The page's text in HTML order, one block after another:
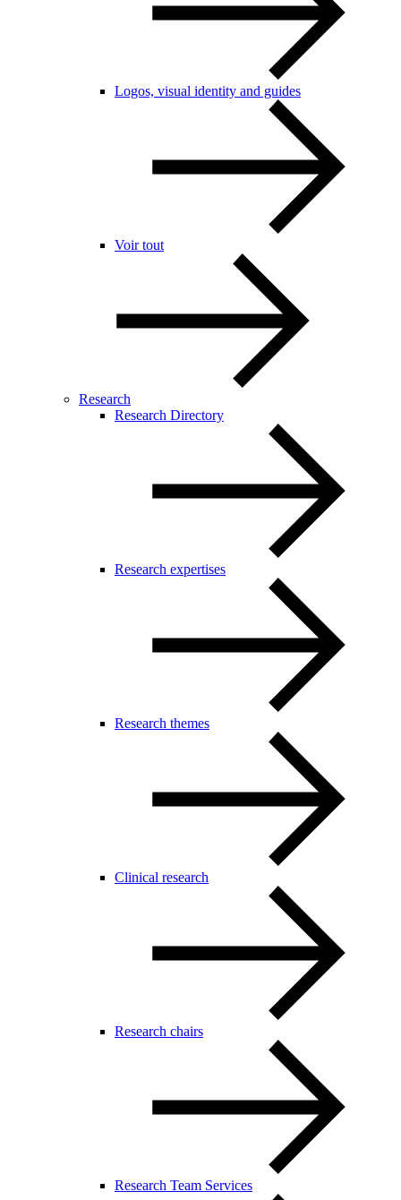
Logos, visual identity and guides
Voir tout
Research
Research Directory
Research expertises
Research themes
Clinical research
Research chairs
Research Team Services